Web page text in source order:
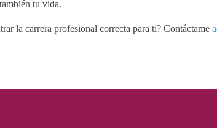
tu vida.
la carrera profesional correcta para ti? Contáctame